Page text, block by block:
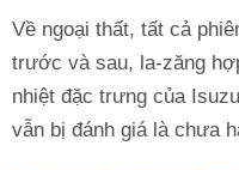
Về ngoại thất, tất cả
trước và sau, la-zăng
nhiệt đặc trưng của
vẫn bị đánh giá là chưa